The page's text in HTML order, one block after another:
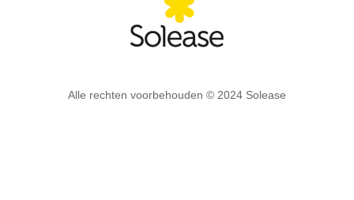
Alle rechten voorbehouden © 2024 Solease